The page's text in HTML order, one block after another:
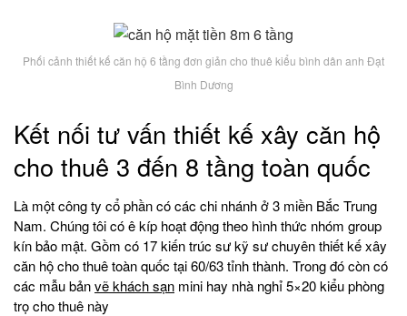
Phối cảnh thiết kế căn hộ 6 tầng đơn giản cho thuê kiểu bình dân anh Đạt
Bình Dương
Kết nối tư vấn thiết kế xây căn hộ
cho thuê 3 đến 8 tầng toàn quốc
Là một công ty cổ phần có các chi nhánh ở 3 miền Bắc Trung
Nam. Chúng tôi có ê kíp hoạt động theo hình thức nhóm group
kín bảo mật. Gồm có 17 kiến trúc sư kỹ sư chuyên thiết kế xây
căn hộ cho thuê toàn quốc tại 60/63 tỉnh thành. Trong đó còn có
các mẫu bảnvẽ khách sạn mini hay nhà nghỉ 5×20 kiểu phòng
trọ cho thuê này